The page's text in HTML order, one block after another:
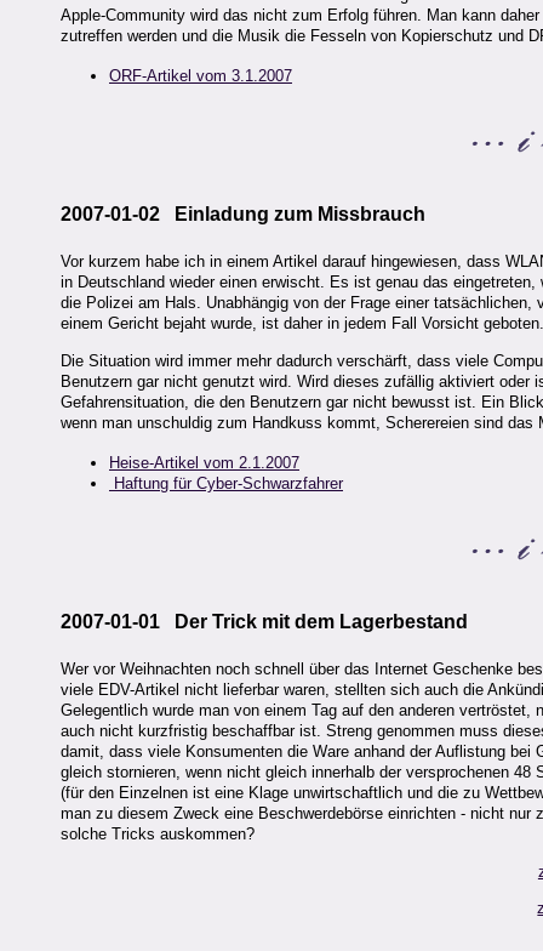
Apple-Community wird das nicht zum Erfolg führen. Man kann
zutreffen werden und die Musik die Fesseln von Kopierschutz und
ORF-Artikel vom 3.1.2007
2007-01-02 Einladung zum Missbrauch
Vor kurzem habe ich in einem Artikel darauf hingewiesen, dass
in Deutschland wieder einen erwischt. Es ist genau das
die Polizei am Hals. Unabhängig von der Frage einer
einem Gericht bejaht wurde, ist daher in jedem Fall Vorsicht geboten.
Die Situation wird immer mehr dadurch verschärft, dass viele
Benutzern gar nicht genutzt wird. Wird dieses zufällig aktiviert
Gefahrensituation, die den Benutzern gar nicht bewusst ist. Ein
wenn man unschuldig zum Handkuss kommt, Scherereien sind
Heise-Artikel vom 2.1.2007
Haftung für Cyber-Schwarzfahrer
2007-01-01 Der Trick mit dem Lagerbestand
Wer vor Weihnachten noch schnell über das Internet Geschenke
viele EDV-Artikel nicht lieferbar waren, stellten sich auch die
Gelegentlich wurde man von einem Tag auf den anderen
auch nicht kurzfristig beschaffbar ist. Streng genommen muss
damit, dass viele Konsumenten die Ware anhand der Auflistung
gleich stornieren, wenn nicht gleich innerhalb der versprochenen
(für den Einzelnen ist eine Klage unwirtschaftlich und die zu
man zu diesem Zweck eine Beschwerdebörse einrichten - nicht
solche Tricks auskommen?